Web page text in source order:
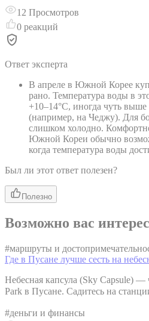
12 Просмотров
0 реакций
Ответ эксперта
В апреле в Южной Корее
рано. Температура воды в
+10–14°C, иногда чуть
(например, на Чеджу). Для
слишком холодно.
Южной Кореи обычно
когда температура воды
Был ли этот ответ полезен?
Полезно
Возможно вас
#маршруты и
Где в Пусане лучше сесть на
Небесная капсула (Sky Capsule) —
Park в Пусане. Садитесь на
#деньги и финансы